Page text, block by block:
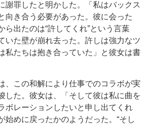
謝罪したと明かした。「私はバックス
向き合う必要があった。彼に会った
ら出たのは“許してくれ”という言葉
いた壁が崩れ去った。許しは強力なツ
私たちは抱き合っていた」と彼女は書
この和解により仕事でのコラボが実
した。彼女は、「そして彼は私に曲を
ボレーションしたいと申し出てくれ
始めに戻ったかのようだった。“そし